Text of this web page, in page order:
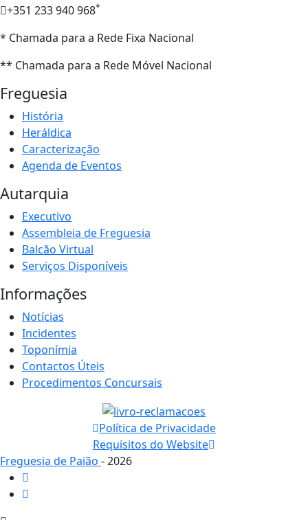
+351 233 940 968*
* Chamada para a Rede Fixa Nacional
** Chamada para a Rede Móvel Nacional
Freguesia
História
Heráldica
Caracterização
Agenda de Eventos
Autarquia
Executivo
Assembleia de Freguesia
Balcão Virtual
Serviços Disponíveis
Informações
Notícias
Incidentes
Toponímia
Contactos Úteis
Procedimentos Concursais
Política de Privacidade
Requisitos do Website
Freguesia de Paião - 2026